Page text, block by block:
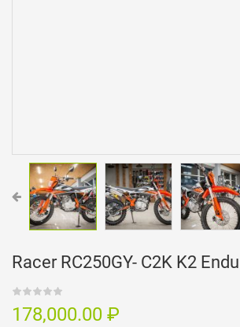
Racer RC250GY- C2K K2
178,000.00 ₽